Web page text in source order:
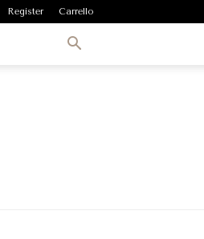
Register Carrello